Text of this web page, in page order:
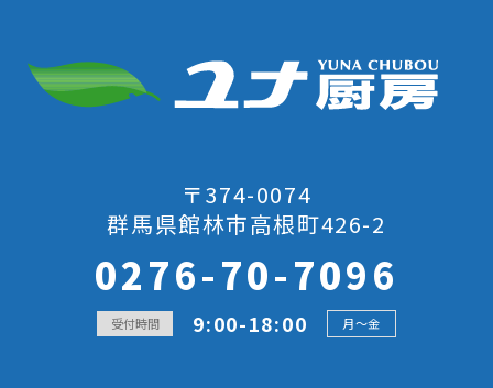
〒374-0074
群馬県館林市高根町426-2
0276-70-7096
受付時間 9:00-18:00 月～金